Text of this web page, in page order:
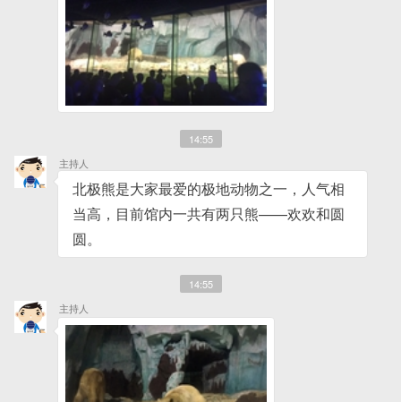
14:55
主持人
北极熊是大家最爱的极地动物之一，人气相
当高，目前馆内一共有两只熊——欢欢和圆
圆。
14:55
主持人